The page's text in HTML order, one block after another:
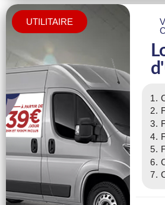
UTILITAIRE